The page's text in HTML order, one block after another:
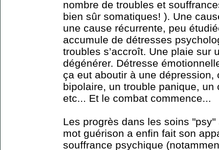
nombre de troubles et
bien sûr somatiques! ). Une
une cause récurrente, peu
accumule de détresses
troubles s’accroît. Une plaie sur
dégénérer. Détresse
ça eut aboutir à une dépression,
bipolaire, un trouble panique,
etc... Et le combat commence...
Les progrès dans les soins
mot guérison a enfin fait son
souffrance psychique